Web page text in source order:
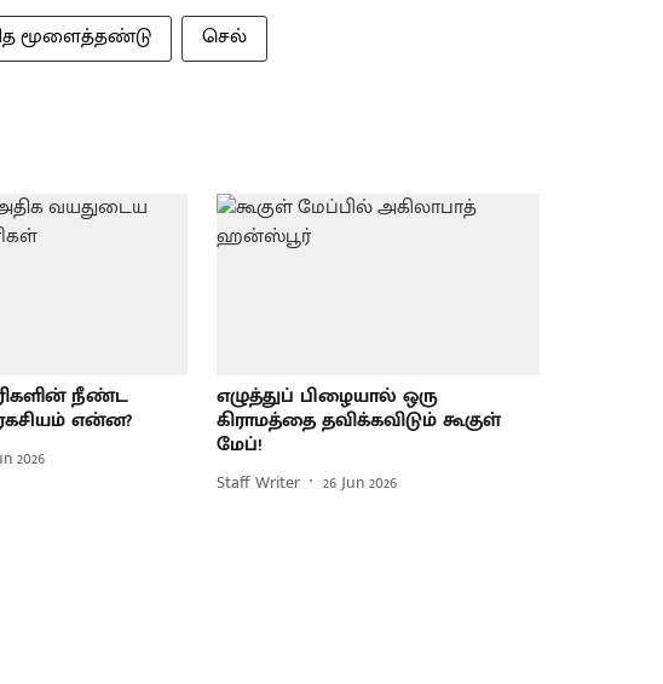
மூளைத்தண்டு செல்
நீண்ட
என்ன?
2026
எழுத்துப் பிழையால் ஒரு
கிராமத்தை தவிக்கவிடும் கூகுள்
மேப்!
Staff Writer 26 Jun 2026